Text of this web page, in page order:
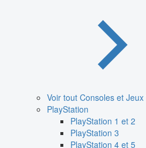
Voir tout Consoles et Jeux
PlayStation
PlayStation 1 et 2
PlayStation 3
PlayStation 4 et 5